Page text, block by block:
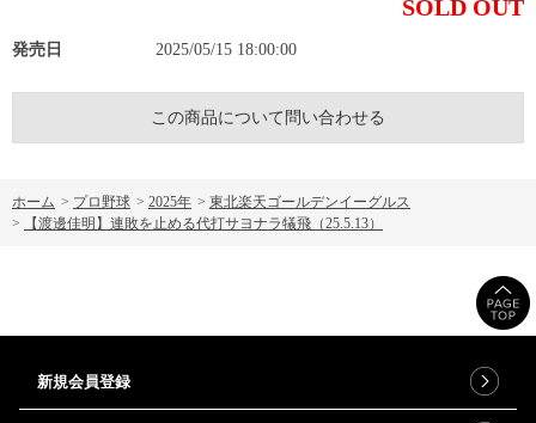
SOLD OUT
発売日 2025/05/15 18:00:00
この商品について問い合わせる
ホーム > プロ野球 > 2025年 > 東北楽天ゴールデンイーグルス
>
【渡邊佳明】連敗を止める代打サヨナラ犠飛（25.5.13）
新規会員登録